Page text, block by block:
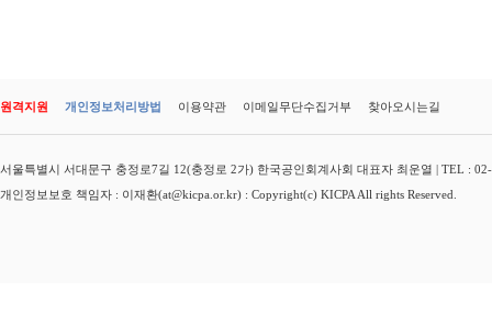
원격지원 개인정보처리방법 이용약관 이메일무단수집거부 찾아오시는길
서울특별시 서대문구 충정로7길 12(충정로 2가) 한국공인회계사회 대표자 최운열 | TEL :
개인정보보호 책임자 : 이재환(at@kicpa.or.kr) : Copyright(c) KICPA All rights Reserved.